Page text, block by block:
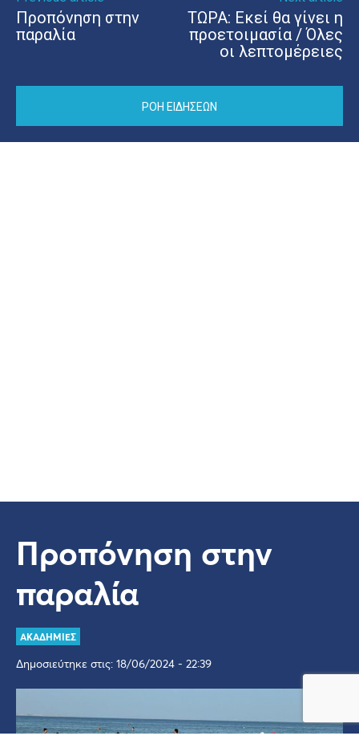
Προπόνηση στην
παραλία
ΤΩΡΑ: Εκεί θα γίνει η
προετοιμασία / Όλες
οι λεπτομέρειες
ΡΟΗ ΕΙΔΗΣΕΩΝ